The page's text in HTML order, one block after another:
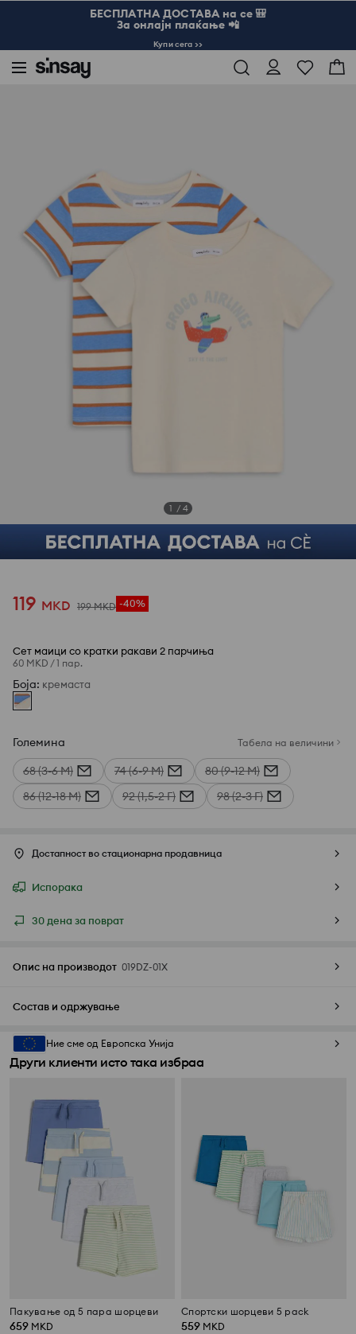
БЕСПЛАТНА ДОСТАВА на се 🎒
За онлајн плаќање 📲
Купи сега >>
1 / 4
119 MKD 199 MKD -40%
Сет маици со кратки ракави 2 парчиња
60 MKD /1 пар.
Боја: кремаста
Големина Табела на величини
68 (3-6 М) 74 (6-9 М)
80 (9-12 М)
86 (12-18 М)
92 (1,5-2 Г) 98 (2-3 Г)
Достапност во стационарна продавница
Испорака
30 дена за поврат
Опис на производот 019DZ-01X
Состав и одржување
Ние сме од Европска Унија
Други клиенти исто така избраа
Пакување од 5 пара шорцеви
659 MKD
Спортски шорцеви 5 pack
559 MKD